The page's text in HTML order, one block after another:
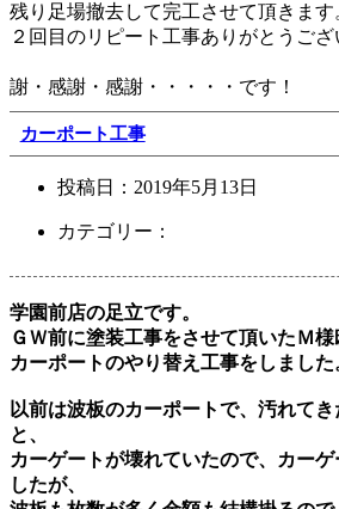
残り足場撤去して完工させて頂きます
２回目のリピート工事ありがとうござ
謝・感謝・感謝・・・・・です！
カーポート工事
投稿日： 2019年5月13日
カテゴリー：
学園前店の足立です。
ＧＷ前に塗装工事をさせて頂いたＭ様
カーポートのやり替え工事をしました
以前は波板のカーポートで、汚れて
と、
カーゲートが壊れていたので、カー
したが、